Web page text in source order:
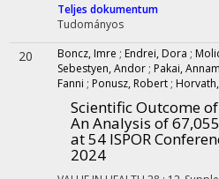
Teljes dokumentum
Tudományos
20 Boncz, Imre ; Endrei, Dora ;
Sebestyen, Andor ; Pakai,
Fanni ; Ponusz, Robert ;
Scientific Outcome of
An Analysis of
at 54 ISPOR
2024